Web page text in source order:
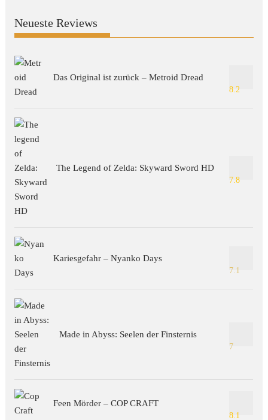
Neueste Reviews
Das Original ist zurück – Metroid Dread
8.2
The Legend of Zelda: Skyward Sword HD
7.8
Kariesgefahr – Nyanko Days
7.1
Made in Abyss: Seelen der Finsternis
7
Feen Mörder – COP CRAFT
8.1